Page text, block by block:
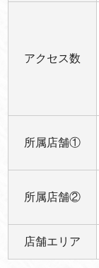
アクセス数
所属店舗①
所属店舗②
店舗エリア